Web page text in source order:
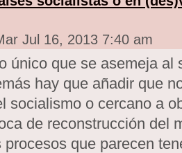
Jul 16, 2013 7:40 am
único que se asemeja al
hay que añadir que
socialismo o cercano a
de reconstrucción del
que parecen